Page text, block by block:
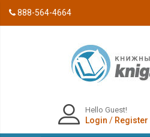
888-564-4664
Hello Guest!
Login / Register